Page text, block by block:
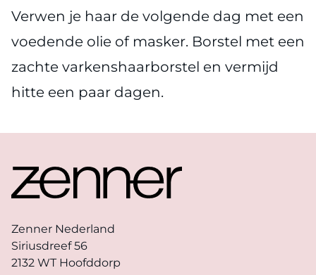
Verwen je haar de volgende dag met een
voedende olie of masker. Borstel met een
zachte varkenshaarborstel en vermijd
hitte een paar dagen.
Zenner Nederland
Siriusdreef 56
2132 WT Hoofddorp